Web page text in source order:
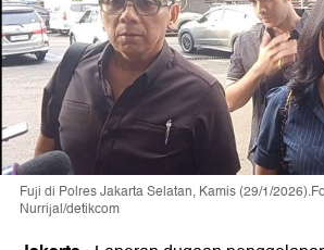
Fuji di Polres Jakarta Selatan, Kamis (29/1/
Nurrijal/detikcom